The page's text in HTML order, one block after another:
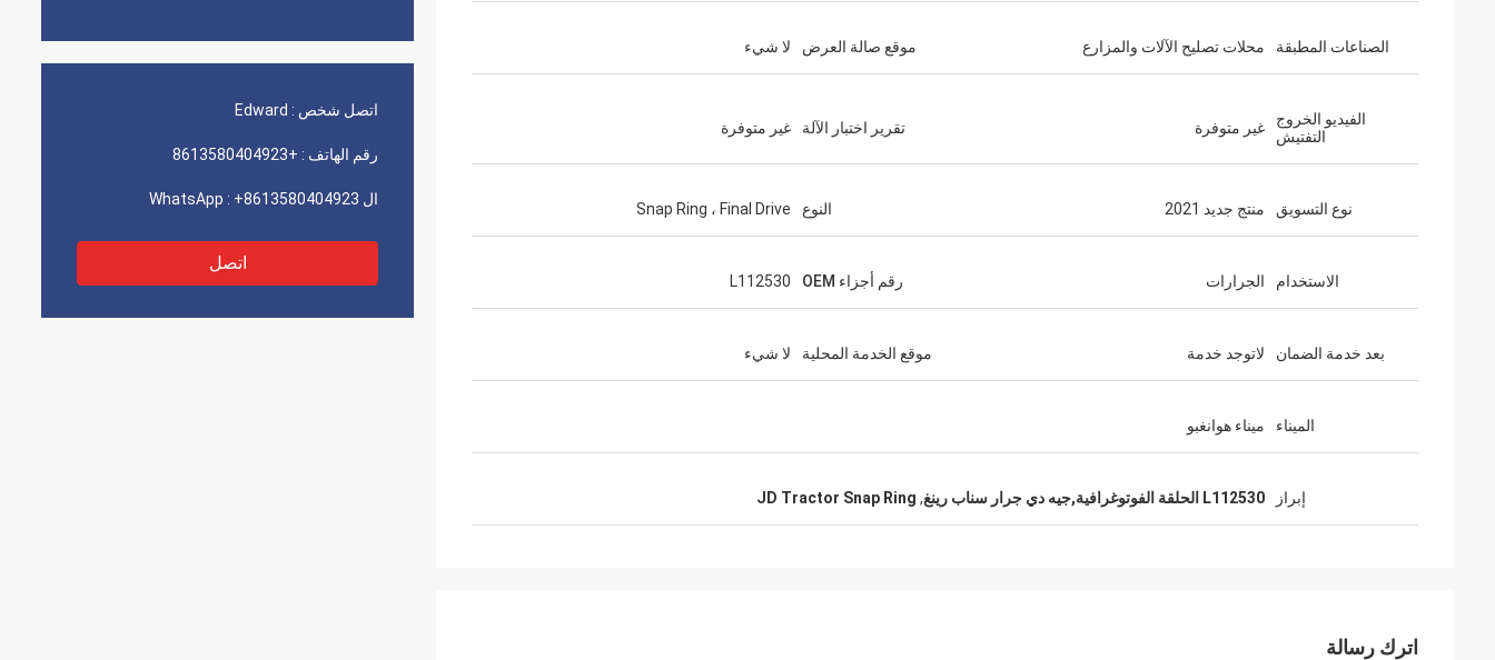
اتصل شخص : Edward
رقم الهاتف : +8613580404923
ال WhatsApp : +8613580404923
اتصل
الصناعات المطبقة محلات تصليح الآلات والمزارع موقع صالة العرض لا شيء
الفيديو الخروج
التفتيش
غير متوفرة تقرير اختبار الآلة غير متوفرة
نوع التسويق منتج جديد 2021 النوع Snap Ring ، Final Drive
الاستخدام الجرارات رقم أجزاء OEM L112530
بعد خدمة الضمان لاتوجد خدمة موقع الخدمة المحلية لا شيء
الميناء ميناء هوانغبو
إبراز L112530 الحلقة الفوتوغرافية,جيه دي جرار سناب رينغ ,
JD Tractor Snap Ring
اترك رسالة